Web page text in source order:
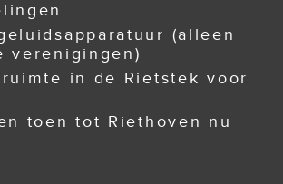
(alleen
verenigingen)
ruimte in de Rietstek voor
toen tot Riethoven nu